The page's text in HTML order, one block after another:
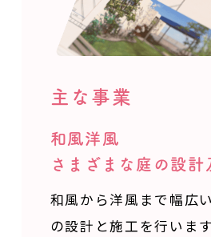
主な事業
和風洋風
さまざまな庭の設計
和風から洋風まで幅広
の設計と施工を行います